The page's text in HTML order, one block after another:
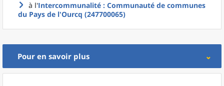
à l'Intercommunalité : Communauté de communes
du Pays de l'Ourcq (247700065)
Pour en savoir plus